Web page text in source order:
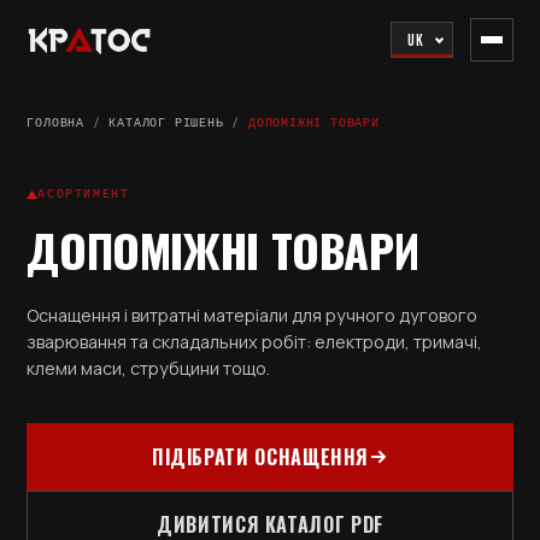
UK
ГОЛОВНА /КАТАЛОГ РІШЕНЬ /ДОПОМІЖНІ ТОВАРИ
АСОРТИМЕНТ
ДОПОМІЖНІ ТОВАРИ
Оснащення і витратні матеріали для ручного дугового
зварювання та складальних робіт: електроди, тримачі,
клеми маси, струбцини тощо.
ПІДІБРАТИ ОСНАЩЕННЯ
ДИВИТИСЯ КАТАЛОГ PDF